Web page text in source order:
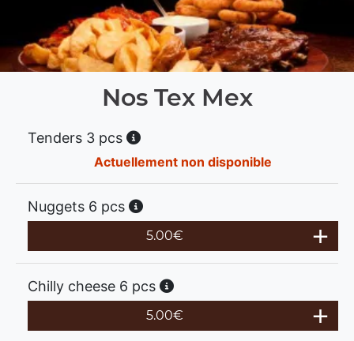
Nos Tex Mex
Tenders 3 pcs
Actuellement non disponible
Nuggets 6 pcs
5.00€
Chilly cheese 6 pcs
5.00€